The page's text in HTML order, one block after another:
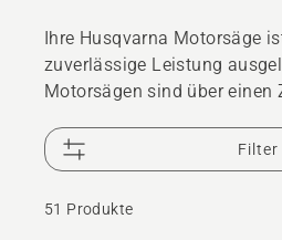
Ihre Husqvarna Motorsäge
zuverlässige Leistung
Motorsägen sind über einen
weltweit bieten Unterstützung.
Filter
51 Produkte